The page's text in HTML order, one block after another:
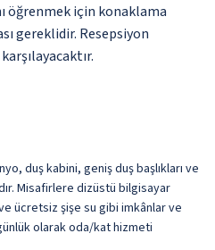
öğrenmek için konaklama
gereklidir. Resepsiyon
duş kabini, geniş duş başlıkları ve
Misafirlere dizüstü bilgisayar
ücretsiz şişe su gibi imkânlar ve
olarak oda/kat hizmeti